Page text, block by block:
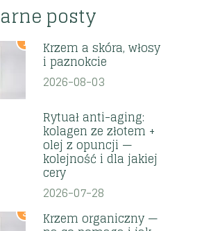
posty
1 Krzem a skóra, włosy
i paznokcie
2026-08-03
Rytuał anti-aging:
kolagen ze złotem +
olej z opuncji —
kolejność i dla jakiej
cery
2026-07-28
3 Krzem organiczny —